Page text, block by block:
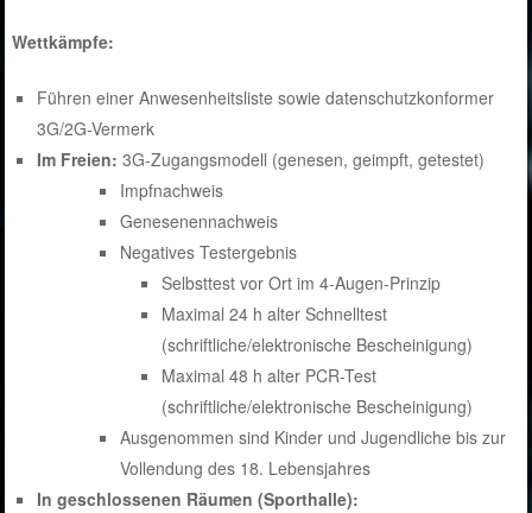
Wettkämpfe:
Führen einer Anwesenheitsliste sowie datenschutzkonformer
3G/2G-Vermerk
Im Freien: 3G-Zugangsmodell (genesen, geimpft, getestet)
Impfnachweis
Genesenennachweis
Negatives Testergebnis
Selbsttest vor Ort im 4-Augen-Prinzip
Maximal 24 h alter Schnelltest
(schriftliche/elektronische Bescheinigung)
Maximal 48 h alter PCR-Test
(schriftliche/elektronische Bescheinigung)
Ausgenommen sind Kinder und Jugendliche bis zur
Vollendung des 18. Lebensjahres
In geschlossenen Räumen (Sporthalle):